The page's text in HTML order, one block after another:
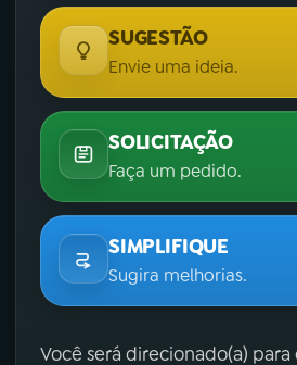
SUGESTÃO
Envie uma ideia.
SOLICITAÇÃO
Faça um pedido.
SIMPLIFIQUE
Sugira melhorias.
Você será direcionado(a) para